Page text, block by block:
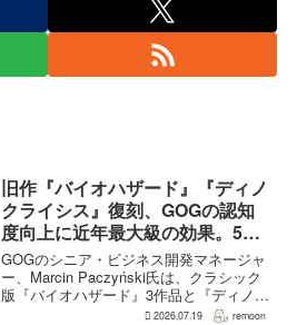
旧作『バイオハザード』『ディノ
クライシス』復刻、GOGの認知
度向上に近年最大級の効果。5作
品は90％超の肯定的評価
GOGのシニア・ビジネス開発マネージャ
ー、Marcin Paczyński氏は、クラシック
版『バイオハザード』3作品と『ディノク
ライシス』2作品の復刻が、近年のGOG
2026.07.19 remoon